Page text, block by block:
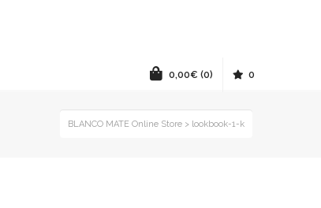
0,00€ (0) 0
BLANCO MATE Online Store > lookbook-1-k